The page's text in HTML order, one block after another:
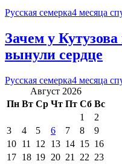
Русская семерка4 месяца
Зачем у
вынули сердце
Русская семерка4 месяца
Август 2026
Пн Вт Ср Чт Пт Сб Вс
1
2
3
4 5 6 7 8
9
10 11 12 13 14 15 16
17 18 19 20 21 22 23